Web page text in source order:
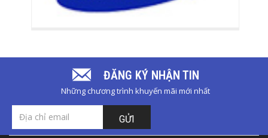
ĐĂNG KÝ NHẬN TIN
Những chương trình khuyến mãi mới nhất
GỬI